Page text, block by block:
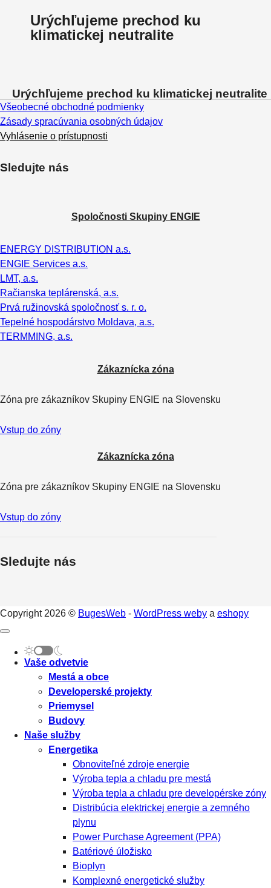
Urýchľujeme prechod ku
klimatickej neutralite
Urýchľujeme prechod ku klimatickej neutralite
Všeobecné obchodné podmienky
Zásady spracúvania osobných údajov
Vyhlásenie o prístupnosti
Sledujte nás
Spoločnosti Skupiny ENGIE
ENERGY DISTRIBUTION a.s.
ENGIE Services a.s.
LMT, a.s.
Račianska teplárenská, a.s.
Prvá ružinovská spoločnosť s. r. o.
Tepelné hospodárstvo Moldava, a.s.
TERMMING, a.s.
Zákaznícka zóna
Zóna pre zákazníkov Skupiny ENGIE na Slovensku
Vstup do zóny
Zákaznícka zóna
Zóna pre zákazníkov Skupiny ENGIE na Slovensku
Vstup do zóny
Sledujte nás
Copyright 2026 © BugesWeb - WordPress weby a eshopy
Vaše odvetvie
Mestá a obce
Developerské projekty
Priemysel
Budovy
Naše služby
Energetika
Obnoviteľné zdroje energie
Výroba tepla a chladu pre mestá
Výroba tepla a chladu pre developérske zóny
Distribúcia elektrickej energie a zemného
plynu
Power Purchase Agreement (PPA)
Batériové úložisko
Bioplyn
Komplexné energetické služby